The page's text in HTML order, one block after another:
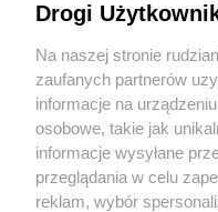
Wydawca mediów
Drogi
Na naszej stronie
zaufanych partnerów
informacje na
osobowe, takie jak
informacje wysyłane
przeglądania w celu
reklam, wybór